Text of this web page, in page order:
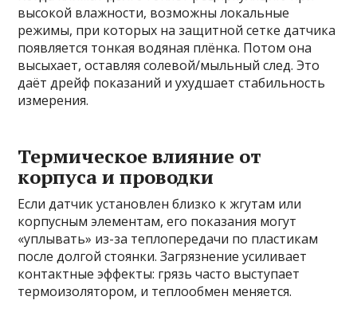
высокой влажности, возможны локальные
режимы, при которых на защитной сетке датчика
появляется тонкая водяная плёнка. Потом она
высыхает, оставляя солевой/мыльный след. Это
даёт дрейф показаний и ухудшает стабильность
измерения.
Термическое влияние от
корпуса и проводки
Если датчик установлен близко к жгутам или
корпусным элементам, его показания могут
«уплывать» из-за теплопередачи по пластикам
после долгой стоянки. Загрязнение усиливает
контактные эффекты: грязь часто выступает
термоизолятором, и теплообмен меняется.